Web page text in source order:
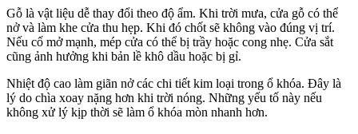
Gỗ là vật liệu dễ thay đổi theo độ ẩm. Khi trời mưa, cửa gỗ có thể
nở và làm khe cửa thu hẹp. Khi đó chốt sẽ không vào đúng vị trí.
Nếu cố mở mạnh, mép cửa có thể bị trầy hoặc cong nhẹ. Cửa sắt
cũng ảnh hưởng khi bản lề khô dầu hoặc bị gỉ.
Nhiệt độ cao làm giãn nở các chi tiết kim loại trong ổ khóa. Đây là
lý do chìa xoay nặng hơn khi trời nóng. Những yếu tố này nếu
không xử lý kịp thời sẽ làm ổ khóa mòn nhanh hơn.